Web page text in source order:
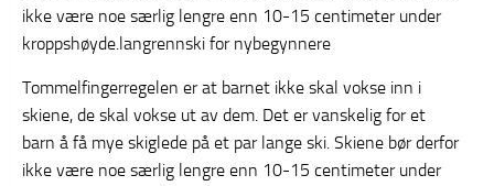
ikke være noe særlig lengre enn 10-15 centimeter under
kroppshøyde.langrennski for nybegynnere
Tommelfingerregelen er at barnet ikke skal vokse inn i
skiene, de skal vokse ut av dem. Det er vanskelig for et
barn å få mye skiglede på et par lange ski. Skiene bør derfor
ikke være noe særlig lengre enn 10-15 centimeter under